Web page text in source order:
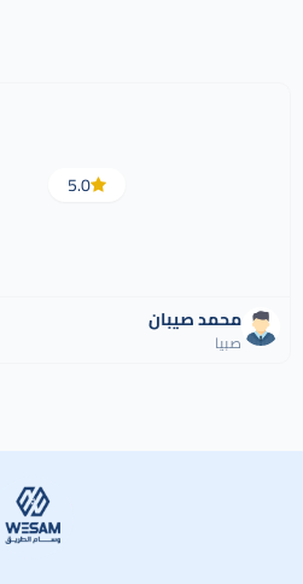
5.0
محمد صيبان
صبيا